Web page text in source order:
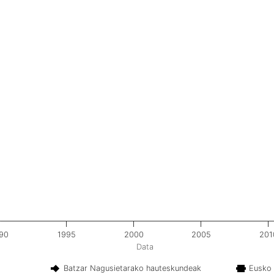
Data
Batzar Nagusietarako hauteskundeak
1995 2000 2005